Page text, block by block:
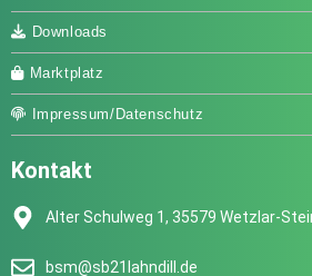
Downloads
Marktplatz
Impressum/Datenschutz
Kontakt
Alter Schulweg 1, 35579 Wetzlar-
bsm@sb21lahndill.de